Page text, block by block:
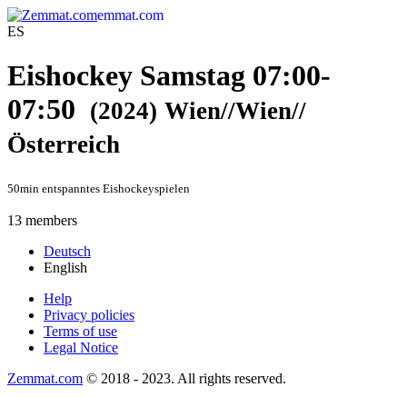
emmat.com
ES
Eishockey Samstag 07:00-
07:50 (2024) Wien//Wien//
Österreich
50min entspanntes Eishockeyspielen
13 members
Deutsch
English
Help
Privacy policies
Terms of use
Legal Notice
Zemmat.com © 2018 - 2023. All rights reserved.